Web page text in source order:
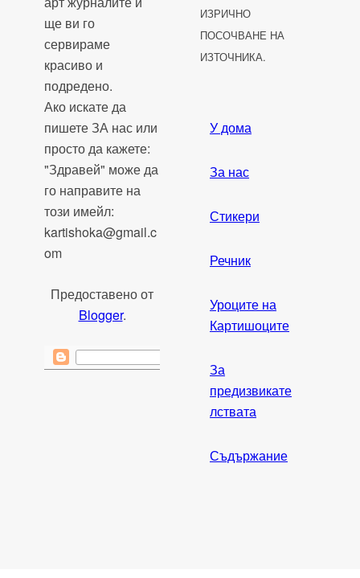
ще ви го
сервираме
красиво и
подредено.
Ако искате да
пишете ЗА нас или
просто да кажете:
"Здравей" може да
го направите на
този имейл:
kartishoka@gmail.c
om
Предоставено от
Blogger.
ИЗРИЧНО
ПОСОЧВАНЕ НА
ИЗТОЧНИКА.
У дома
За нас
Стикери
Речник
Уроците на
Картишоците
За
предизвикате
лствата
Съдържание